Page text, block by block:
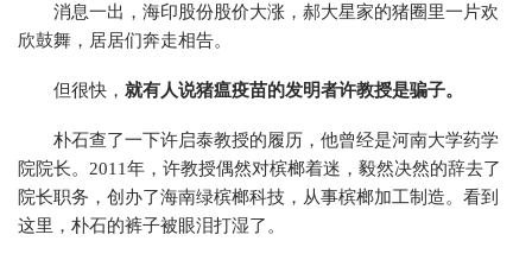
消息一出，海印股份股价大涨，郝大星家的猪圈里一片欢
欣鼓舞，居居们奔走相告。
但很快， 就有人说猪瘟疫苗的发明者许教授是骗子。
朴石查了一下许启泰教授的履历，他曾经是河南大学药学
院院长。2011年，许教授偶然对槟榔着迷，毅然决然的辞去了
院长职务，创办了海南绿槟榔科技，从事槟榔加工制造。看到
这里，朴石的裤子被眼泪打湿了。